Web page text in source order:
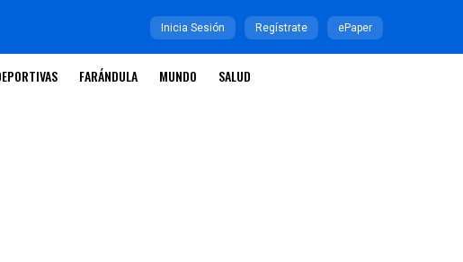
Inicia Sesión Regístrate ePaper
FARÁNDULA MUNDO SALUD